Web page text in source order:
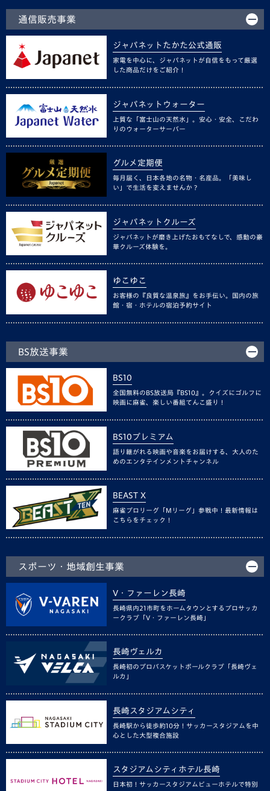
通信販売事業
ジャパネットたかた公式通販
家電を中心に、ジャパネットが自信をもって厳選
した商品だけをご紹介！
ジャパネットウォーター
上質な「富士山の天然水」。安心・安全、こだわ
りのウォーターサーバー
グルメ定期便
毎月届く、日本各地の名物・名産品。「美味し
い」で生活を変えませんか？
ジャパネットクルーズ
ジャパネットが磨き上げたおもてなしで、感動の豪
華クルーズ体験を。
ゆこゆこ
お客様の『良質な温泉旅』をお手伝い。国内の旅
館・宿・ホテルの宿泊予約サイト
BS放送事業
BS10
全国無料のBS放送局『BS10』。クイズにゴルフに
映画に麻雀、楽しい番組てんこ盛り！
BS10プレミアム
語り継がれる映画や音楽をお届けする、大人のた
めのエンタテインメントチャンネル
BEAST X
麻雀プロリーグ「Mリーグ」参戦中！最新情報は
こちらをチェック！
スポーツ・地域創生事業
V・ファーレン長崎
長崎県内21市町をホームタウンとするプロサッカ
ークラブ「V・ファーレン長崎」
長崎ヴェルカ
長崎初のプロバスケットボールクラブ「長崎ヴェ
ルカ」
長崎スタジアムシティ
長崎駅から徒歩約10分！サッカースタジアムを中
心とした大型複合施設
スタジアムシティホテル長崎
日本初！サッカースタジアムビューホテルで特別